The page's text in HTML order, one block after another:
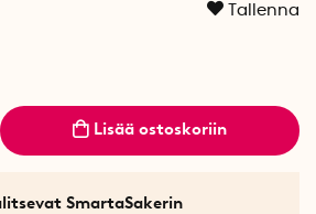
Tallenna
Lisää ostoskoriin
SmartaSakerin